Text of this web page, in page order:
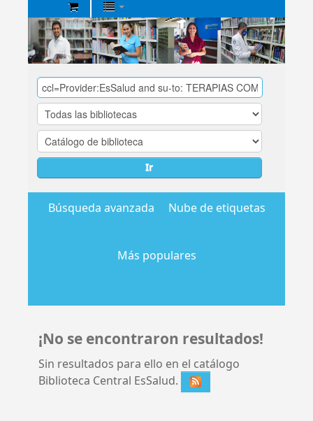
Biblioteca
Central
EsSalud
Ir
Búsqueda avanzada Nube de etiquetas
Más populares
¡No se encontraron resultados!
Sin resultados para ello en el catálogo
Biblioteca Central EsSalud.